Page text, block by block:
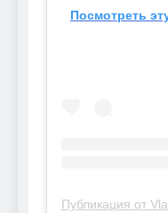
Посмотреть